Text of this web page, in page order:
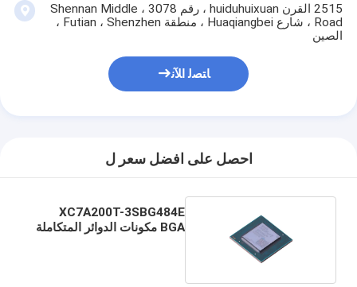
2515 القرن huiduhuixuan ، رقم 3078 ، Shennan Middle
Road ، شارع Huaqiangbei ، منطقة Futian ، Shenzhen ،
الصين
ﺎﺘﺼﻟ ﺍﻶﻧ
احصل على افضل سعر ل
XC7A200T-3SBG484E
BGA مكونات الدوائر المتكاملة